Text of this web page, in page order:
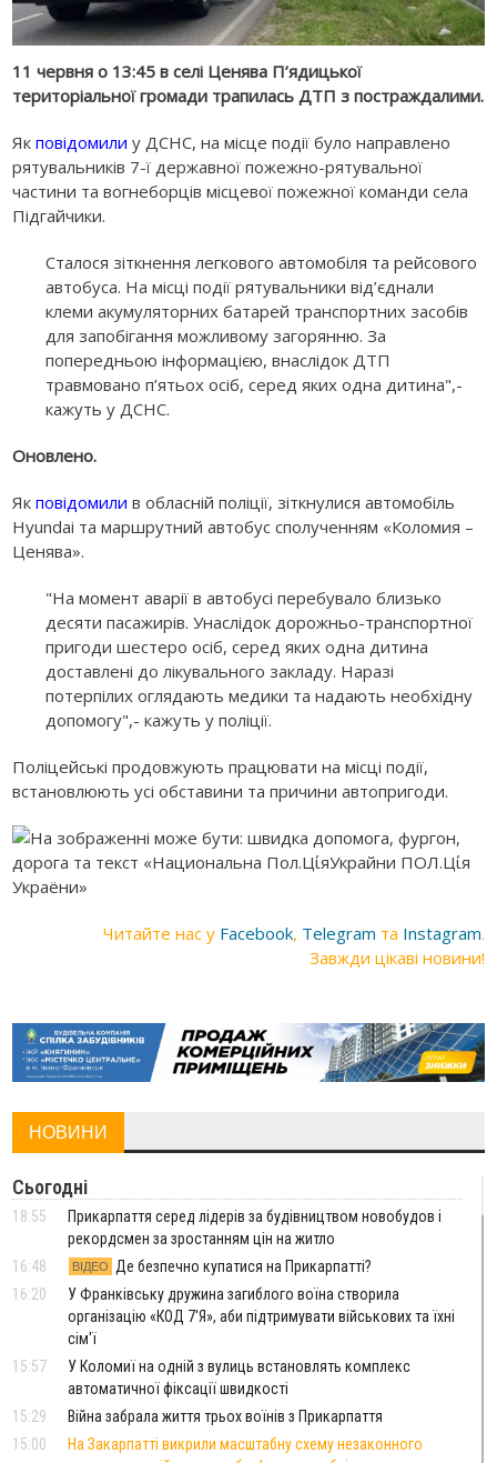
11 червня о 13:45 в селі Ценява П’ядицької
територіальної громади трапилась ДТП з постраждалими.
Якповідомили у ДСНС, на місце події було направлено
рятувальників 7-ї державної пожежно-рятувальної
частини та вогнеборців місцевої пожежної команди села
Підгайчики.
Сталося зіткнення легкового автомобіля та рейсового
автобуса. На місці події рятувальники від’єднали
клеми акумуляторних батарей транспортних засобів
для запобігання можливому загорянню. За
попередньою інформацією, внаслідок ДТП
травмовано п’ятьох осіб, серед яких одна дитина",-
кажуть у ДСНС.
Оновлено.
Якповідомили в обласній поліції, зіткнулися автомобіль
Hyundai та маршрутний автобус сполученням «Коломия –
Ценява».
"На момент аварії в автобусі перебувало близько
десяти пасажирів. Унаслідок дорожньо-транспортної
пригоди шестеро осіб, серед яких одна дитина
доставлені до лікувального закладу. Наразі
потерпілих оглядають медики та надають необхідну
допомогу",- кажуть у поліції.
Поліцейські продовжують працювати на місці події,
встановлюють усі обставини та причини автопригоди.
Читайте нас у Facebook, Telegram та Instagram.
Завжди цікаві новини!
НОВИНИ
Сьогодні
18:55
Прикарпаття серед лідерів за будівництвом новобудов і
рекордсмен за зростанням цін на житло
16:48
ВІДЕО Де безпечно купатися на Прикарпатті?
16:20
У Франківську дружина загиблого воїна створила
організацію «КОД 7'Я», аби підтримувати військових та їхні
сім'ї
15:57
У Коломиї на одній з вулиць встановлять комплекс
автоматичної фіксації швидкості
15:29
Війна забрала життя трьох воїнів з Прикарпаття
15:00
На Закарпатті викрили масштабну схему незаконного